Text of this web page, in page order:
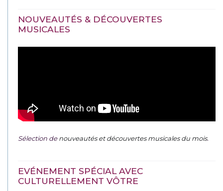
NOUVEAUTÉS & DÉCOUVERTES
MUSICALES
Sélection denouveautés et découvertes musicales du mois.
EVÉNEMENT SPÉCIAL AVEC
CULTURELLEMENT VÔTRE